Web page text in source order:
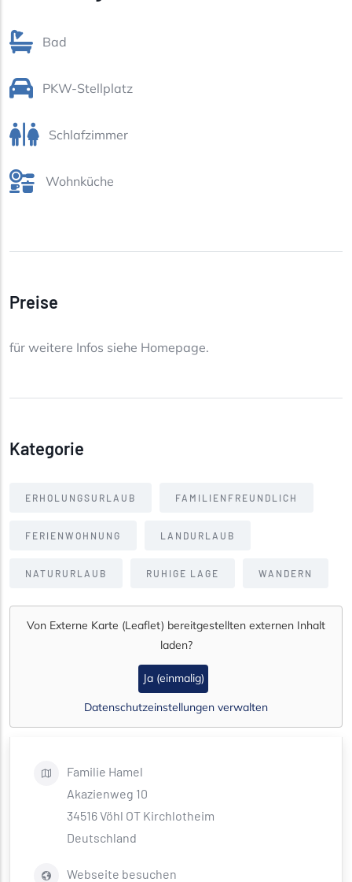
Bad
PKW-Stellplatz
Schlafzimmer
Wohnküche
Preise
für weitere Infos siehe Homepage.
Kategorie
ERHOLUNGSURLAUB FAMILIENFREUNDLICH
FERIENWOHNUNG LANDURLAUB
NATURURLAUB RUHIGE LAGE WANDERN
Von Externe Karte (Leaflet) bereitgestellten externen Inhalt
laden?
Ja (einmalig)
Datenschutzeinstellungen verwalten
Familie Hamel
Akazienweg 10
34516Vöhl OT Kirchlotheim
Deutschland
Webseite besuchen